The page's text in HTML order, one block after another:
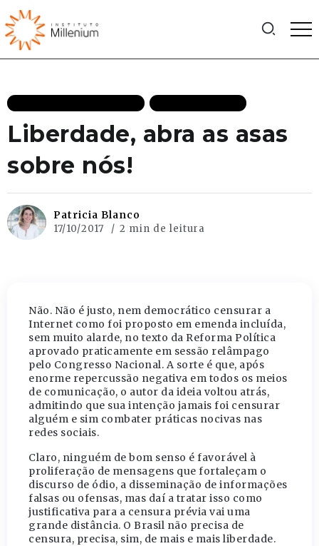
Liberdade, abra as asas
sobre nós!
Patricia Blanco
17/10/2017 2 min de leitura
Não. Não é justo, nem democrático censurar a
Internet como foi proposto em emenda incluída,
sem muito alarde, no texto da Reforma Política
aprovado praticamente em sessão relâmpago
pelo Congresso Nacional. A sorte é que, após
enorme repercussão negativa em todos os meios
de comunicação, o autor da ideia voltou atrás,
admitindo que sua intenção jamais foi censurar
alguém e sim combater práticas nocivas nas
redes sociais.
Claro, ninguém de bom senso é favorável à
proliferação de mensagens que fortaleçam o
discurso de ódio, a disseminação de informações
falsas ou ofensas, mas daí a tratar isso como
justificativa para a censura prévia vai uma
grande distância. O Brasil não precisa de
censura, precisa, sim, de mais e mais liberdade.